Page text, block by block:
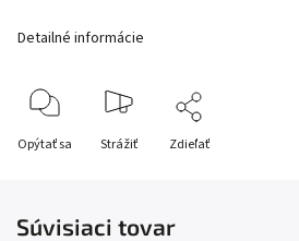
Detailné informácie
Opýtať sa Strážiť Zdieľať
Súvisiaci tovar